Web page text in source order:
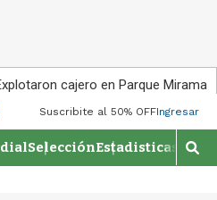
cajero en Parque Miramar
Suscribite al 50% OFFIngresar
SelecciónEstadisticas
M
o